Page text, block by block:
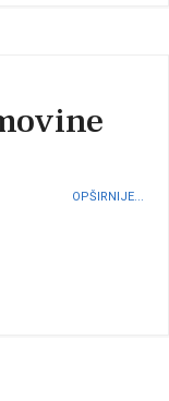
OPŠIRNIJE...